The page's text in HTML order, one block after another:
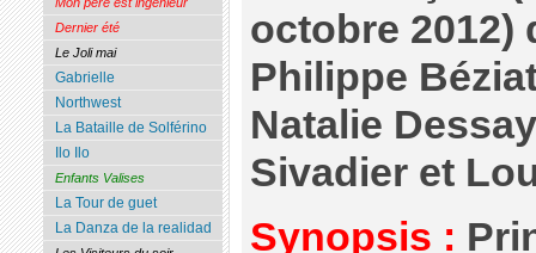
octobre 2012)
Philippe
Natalie
Sivadier et
Synopsis :
Dernier été
Le Joli mai
Gabrielle
Northwest
La Bataille de Solférino
Ilo Ilo
Enfants Valises
La Tour de guet
La Danza de la realidad